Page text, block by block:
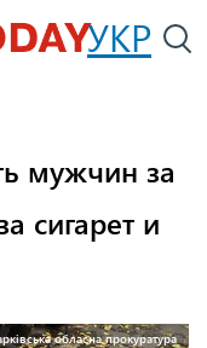
УКР
мужчин за
сигарет и
обласна прокуратура